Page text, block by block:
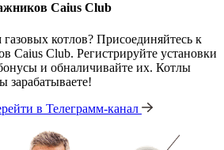
Caius Club
котлов? Присоединяйтесь к
Caius Club. Регистрируйте установки
и обналичивайте их. Котлы
зарабатываете!
в Телеграмм-канал